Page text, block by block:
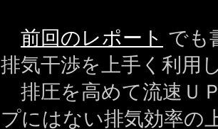
前回のレポート でも
排気干渉を上手く利用
排圧を高めて流速Ｕ
プにはない排気効率の